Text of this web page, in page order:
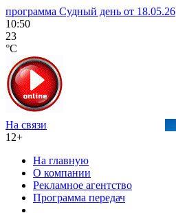
программа Судный день от 18.05.26
10:50
23
°C
На связи
12+
На главную
О компании
Рекламное агентство
Программа передач